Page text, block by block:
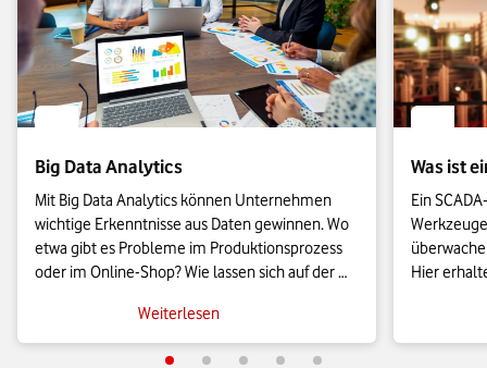
Big Data Analytics
Mit Big Data Analytics können Unternehmen
wichtige Erkenntnisse aus Daten gewinnen. Wo
etwa gibt es Probleme im Produktionsprozess
oder im Online-Shop? Wie lassen sich auf der
Diese und weitere Fragen beantworten Big-
Data-Analyseverfahren.
Weiterlesen
Was ist
Ein
Hier